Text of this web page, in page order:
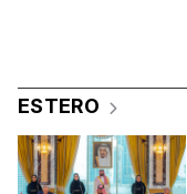
ESTERO